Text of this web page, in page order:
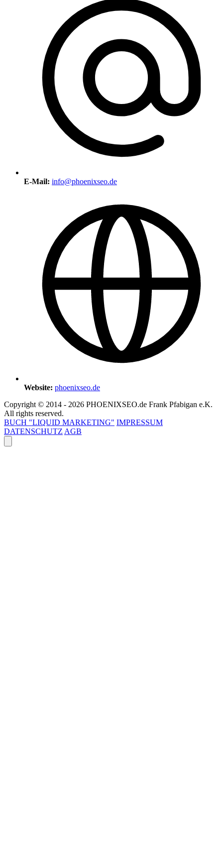
E-Mail: info@phoenixseo.de
Website: phoenixseo.de
Copyright © 2014 - 2026 PHOENIXSEO.de Frank Pfabigan e.K.
All rights reserved.
BUCH "LIQUID MARKETING" IMPRESSUM
DATENSCHUTZ AGB